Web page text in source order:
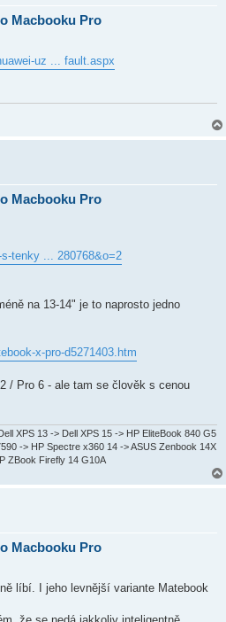
Macbooku Pro
uz ... fault.aspx
Macbooku Pro
tenky ... 280768&o=2
na 13-14" je to naprosto jedno
x-pro-d5271403.htm
/ Pro 6 - ale tam se člověk s cenou
XPS 13 -> Dell XPS 15 -> HP EliteBook 840 G5
-> HP Spectre x360 14 -> ASUS Zenbook 14X
ZBook Firefly 14 G10A
Macbooku Pro
líbí. I jeho levnější variante Matebook